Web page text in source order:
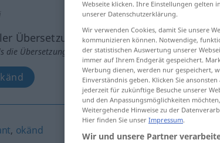
Übersetzungen
die Übersetzung anklicken/antippen)
, okänd
Webseite klicken. Ihre Einstellungen gelten
unserer Datenschutzerklärung.
Wir verwenden Cookies, damit Sie unsere
kommunizieren können. Notwendige,
der statistischen Auswertung unserer
immer auf Ihrem Endgerät gespeichert.
Werbung dienen, werden nur gespeichert,
Einverständnis geben. Klicken Sie
jederzeit für zukünftige Besuche unserer
und den Anpassungsmöglichkeiten
Weitergehende Hinweise zu der
Hier finden Sie unser Impressum.
Wir und unsere Partner